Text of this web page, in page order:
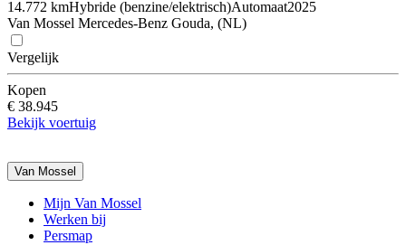
14.772 kmHybride (benzine/elektrisch)Automaat2025
Van Mossel Mercedes-Benz Gouda, (NL)
Vergelijk
Kopen
€ 38.945
Bekijk voertuig
Van Mossel
Mijn Van Mossel
Werken bij
Persmap